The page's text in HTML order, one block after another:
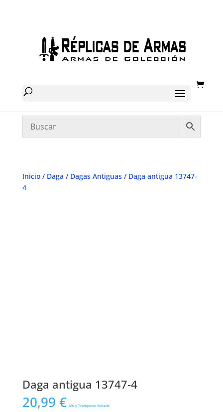
Inicio/ Daga / Dagas Antiguas/ Daga antigua 13747-
4
Daga antigua 13747-4
20,99 € IVA y Transporte Incluido